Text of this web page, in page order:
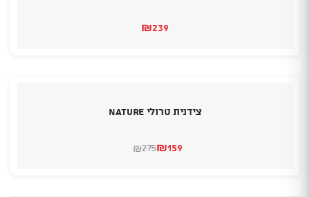
₪239
צידנית טרולי NATURE
₪275
המחיר₪159
המחיר